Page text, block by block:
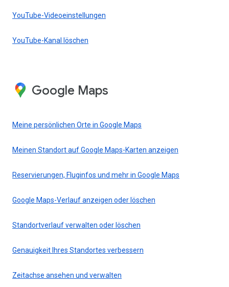
YouTube-Videoeinstellungen
YouTube-Kanal löschen
Google Maps
Meine persönlichen Orte in Google Maps
Meinen Standort auf Google Maps-Karten anzeigen
Reservierungen, Fluginfos und mehr in Google Maps
Google Maps-Verlauf anzeigen oder löschen
Standortverlauf verwalten oder löschen
Genauigkeit Ihres Standortes verbessern
Zeitachse ansehen und verwalten